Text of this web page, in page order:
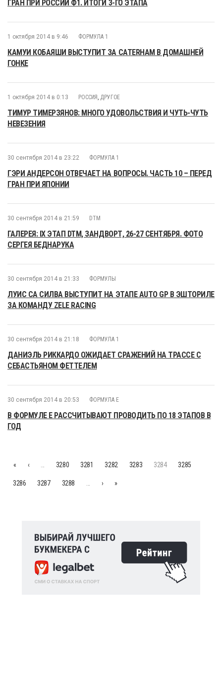
ГРАН ПРИ РОССИИ Ф1. ИТОГИ 3-ГО ЭТАПА
1 октября 2014 в 9:46 ФОРМУЛА 1
КАМУИ КОБАЯШИ ВЫСТУПИТ ЗА CATERHAM В ДОМАШНЕЙ
ГОНКЕ
1 октября 2014 в 0:13 РОССИЯ , ДРУГОЕ
ТИМУР ТИМЕРЗЯНОВ: МНОГО УДОВОЛЬСТВИЯ И ЧУТЬ-ЧУТЬ
НЕВЕЗЕНИЯ
30 сентября 2014 в 23:22 ФОРМУЛА 1
ГЭРИ АНДЕРСОН ОТВЕЧАЕТ НА ВОПРОСЫ. ЧАСТЬ 10 – ПЕРЕД
ГРАН ПРИ ЯПОНИИ
30 сентября 2014 в 21:59 DTM
ГАЛЕРЕЯ: IX ЭТАП DTM, ЗАНДВОРТ, 26-27 СЕНТЯБРЯ. ФОТО
СЕРГЕЯ БЕДНАРУКА
30 сентября 2014 в 21:33 ФОРМУЛЫ
ЛУИС СА СИЛВА ВЫСТУПИТ НА ЭТАПЕ AUTO GP В ЭШТОРИЛЕ
ЗА КОМАНДУ ZELE RACING
30 сентября 2014 в 21:18 ФОРМУЛА 1
ДАНИЭЛЬ РИККАРДО ОЖИДАЕТ СРАЖЕНИЙ НА ТРАССЕ С
СЕБАСТЬЯНОМ ФЕТТЕЛЕМ
30 сентября 2014 в 20:53 ФОРМУЛА E
В ФОРМУЛЕ Е РАССЧИТЫВАЮТ ПРОВОДИТЬ ПО 18 ЭТАПОВ В
ГОД
« ‹ 3280 3281 3282 3283 3284 3285
3286 3287 3288 › »